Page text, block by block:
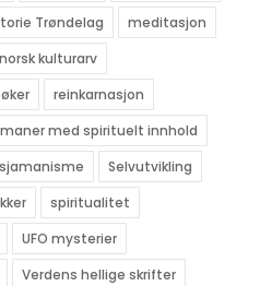
Trøndelag
meditasjon
norsk kulturarv
reinkarnasjon
med spirituelt innhold
Selvutvikling
spiritualitet
UFO mysterier
Verdens hellige skrifter